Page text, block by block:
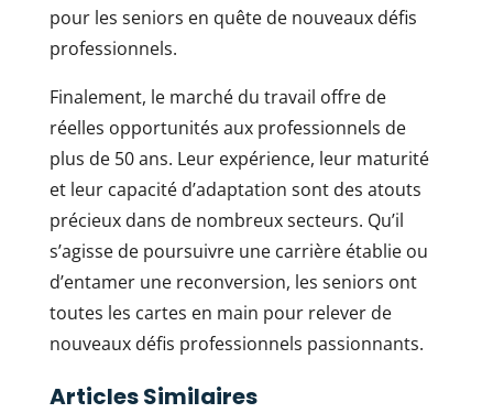
pour les seniors en quête de nouveaux défis
professionnels.
Finalement, le marché du travail offre de
réelles opportunités aux professionnels de
plus de 50 ans. Leur expérience, leur maturité
et leur capacité d’adaptation sont des atouts
précieux dans de nombreux secteurs. Qu’il
s’agisse de poursuivre une carrière établie ou
d’entamer une reconversion, les seniors ont
toutes les cartes en main pour relever de
nouveaux défis professionnels passionnants.
Articles Similaires